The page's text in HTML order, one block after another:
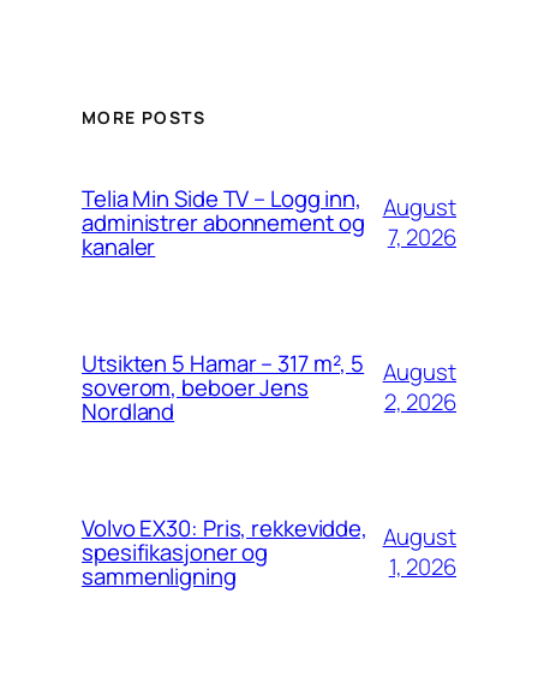
MORE POSTS
Telia Min Side TV – Logg inn,
administrer abonnement og
kanaler
August
7, 2026
Utsikten 5 Hamar – 317 m², 5
soverom, beboer Jens
Nordland
August
2, 2026
Volvo EX30: Pris, rekkevidde,
spesifikasjoner og
sammenligning
August
1, 2026